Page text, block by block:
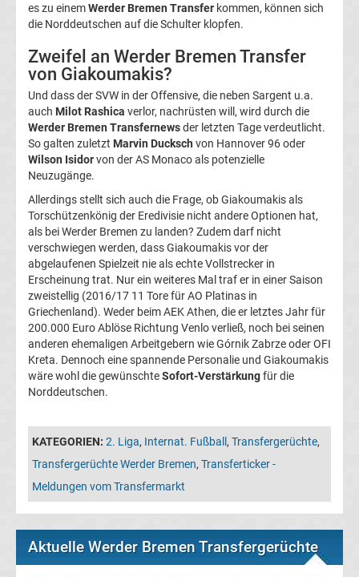
Alemannia
Arminia
Bielefeld
Transfergerüchte
Bayer
Leverkusen
Transfergerüchte
Bayern
Transfergerüchte
Borussia
es zu einemWerder Bremen Transfer kommen, können sich
die Norddeutschen auf die Schulter klopfen.
Zweifel an Werder Bremen Transfer
von Giakoumakis?
Und dass der SVW in der Offensive, die neben Sargent u.a.
auch Milot Rashica verlor, nachrüsten will, wird durch die
Werder Bremen Transfernewsder letzten Tage verdeutlicht.
So galten zuletzt Marvin Ducksch von Hannover 96 oder
Wilson Isidorvon der AS Monaco als potenzielle
Neuzugänge.
Allerdings stellt sich auch die Frage, ob Giakoumakis als
Torschützenkönig der Eredivisie nicht andere Optionen hat,
als bei Werder Bremen zu landen? Zudem darf nicht
verschwiegen werden, dass Giakoumakis vor der
abgelaufenen Spielzeit nie als echte Vollstrecker in
Erscheinung trat. Nur ein weiteres Mal traf er in einer Saison
zweistellig (2016/17 11 Tore für AO Platinas in
Griechenland). Weder beim AEK Athen, die er letztes Jahr für
200.000 Euro Ablöse Richtung Venlo verließ, noch bei seinen
anderen ehemaligen Arbeitgebern wie Górnik Zabrze oder OFI
Kreta. Dennoch eine spannende Personalie und Giakoumakis
wäre wohl die gewünschteSofort-Verstärkungfür die
Norddeutschen.
KATEGORIEN: 2. Liga, Internat. Fußball , Transfergerüchte,
Transfergerüchte Werder Bremen, Transferticker -
Meldungen vom Transfermarkt
Aktuelle Werder Bremen Transfergerüchte